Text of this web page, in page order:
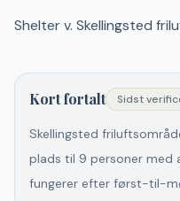
Shelter v. Skellingsted
Kort fortalt Sidst
Skellingsted
plads til 9 personer med
fungerer efter først-til-